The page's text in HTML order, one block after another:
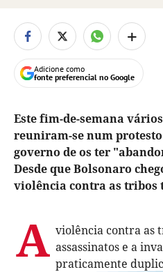
+
Adicione como
fonte preferencial no Google
Este fim-de-semana
reuniram-se num
governo de os ter
Desde que Bolsonaro
violência contra as tribos
A violência contra as
assassinatos e a
praticamente